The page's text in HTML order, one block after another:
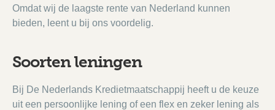
Omdat wij de laagste rente van Nederland kunnen
bieden, leent u bij ons voordelig.
Soorten leningen
Bij De Nederlands Kredietmaatschappij heeft u de keuze
uit een persoonlijke lening of een flex en zeker lening als